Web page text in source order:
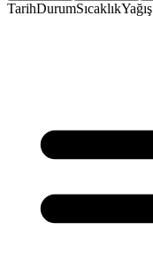
TarihDurumSıcaklıkYağış